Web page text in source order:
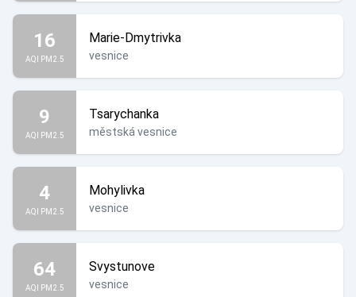
16
AQI PM2.5
Marie-Dmytrivka
vesnice
9
AQI PM2.5
Tsarychanka
městská vesnice
4
AQI PM2.5
Mohylivka
vesnice
64
AQI PM2.5
Svystunove
vesnice